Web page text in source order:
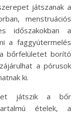
játszanak a
menstruációs
időszakokban a
a faggyútermelés
bőrfelületet borító
a pórusok
ki.
játszik a bőr
ételek, a